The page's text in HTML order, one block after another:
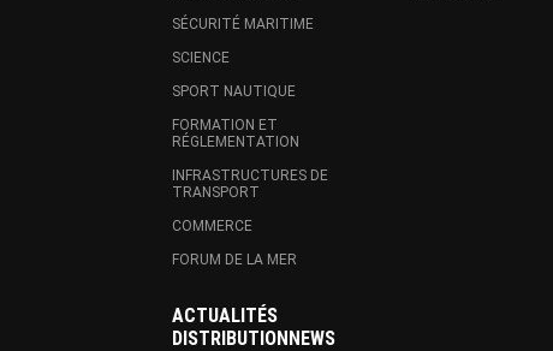
SÉCURITÉ MARITIME
SCIENCE
SPORT NAUTIQUE
FORMATION ET
RÉGLEMENTATION
INFRASTRUCTURES DE
TRANSPORT
COMMERCE
FORUM DE LA MER
ACTUALITÉS
DISTRIBUTIONNEWS